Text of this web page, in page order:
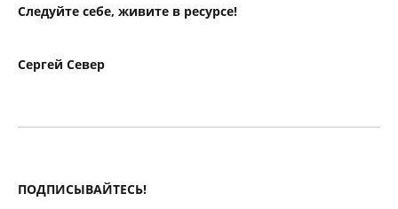
Следуйте себе, живите в ресурсе!
Сергей Север
ПОДПИСЫВАЙТЕСЬ!